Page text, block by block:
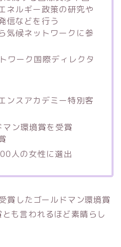
ネルギー政策の研究や
信などを行う
気候ネットワークに参
ワーク国際ディレクタ
ンスアカデミー特別客
ン環境賞を受賞
人の女性に選出
賞したゴールドマン環境賞
も言われるほど素晴らし